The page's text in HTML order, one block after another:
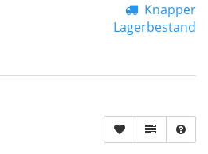
Knapper
Lagerbestand